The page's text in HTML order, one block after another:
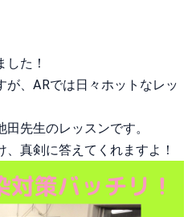
た！
、ARでは日々ホットなレッ
先生のレッスンです。
真剣に答えてくれますよ！